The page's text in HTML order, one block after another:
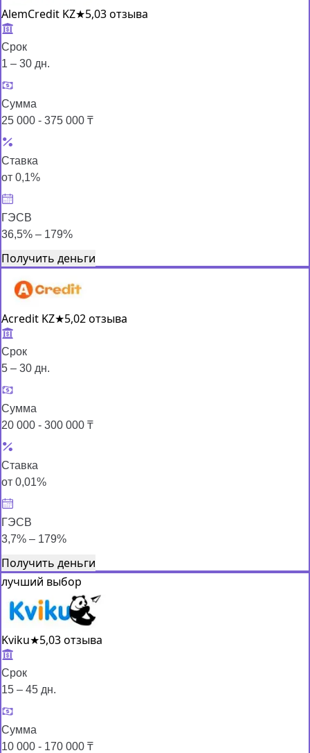
AlemCredit KZ★5,03 отзыва
Срок
1 – 30 дн.
Сумма
25 000 - 375 000 ₸
Ставка
от 0,1%
ГЭСВ
36,5% – 179%
Получить деньги
Acredit KZ★5,02 отзыва
Срок
5 – 30 дн.
Сумма
20 000 - 300 000 ₸
Ставка
от 0,01%
ГЭСВ
3,7% – 179%
Получить деньги
лучший выбор
Kviku★5,03 отзыва
Срок
15 – 45 дн.
Сумма
10 000 - 170 000 ₸